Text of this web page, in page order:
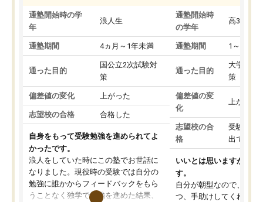
通塾開始時の学
年
浪人生
通塾期間 4ヵ月～1年未満
通った目的
国公立2次試験対
策
偏差値の変化 上がった
志望校の合格 合格した
自身をもって受験勉強を進められてよ
かったです。
浪人をしていた時にこの塾でお世話に
なりました。現役時の受験では自分の
勉強に誰かからフィードバックをもら
うことなく独学で勉強を進めた結果、
通塾開始時
の学年
高3
通塾期間 1～3ヵ月
通った目的
大学入学
策
偏差値の変
化
上がった
志望校の合
格
受験して
出ていな
いいとは思いますが、料
す。
自分が朝型なので、自習
つ、手助けしてくれる設